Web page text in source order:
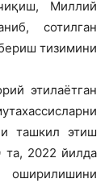
Миллий
сотилган
тизимини
этилаётган
ташкил этиш
та, 2022 йилда